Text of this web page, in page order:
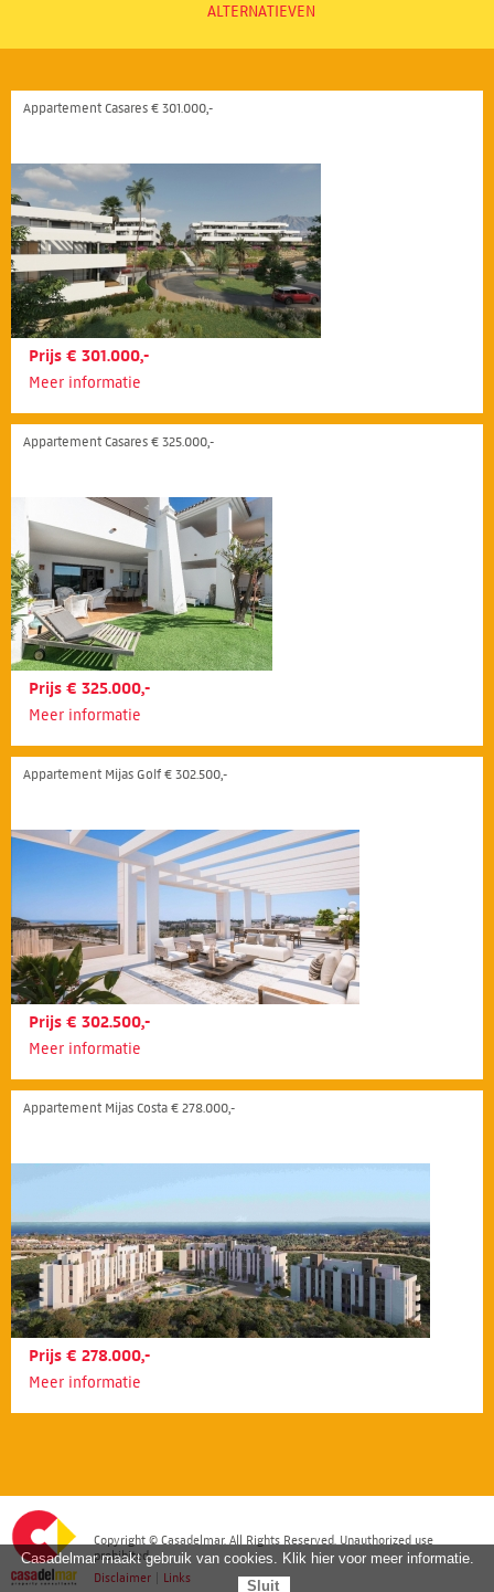
ALTERNATIEVEN
Appartement Casares € 301.000,-
Prijs € 301.000,-
Meer informatie
Appartement Casares € 325.000,-
Prijs € 325.000,-
Meer informatie
Appartement Mijas Golf € 302.500,-
Prijs € 302.500,-
Meer informatie
Appartement Mijas Costa € 278.000,-
Prijs € 278.000,-
Meer informatie
Copyright © Casadelmar. All Rights Reserved. Unauthorized use
prohibited.
Disclaimer | Links
Casadelmar maakt gebruik van cookies. Klik hier voor meer informatie.
Sluit